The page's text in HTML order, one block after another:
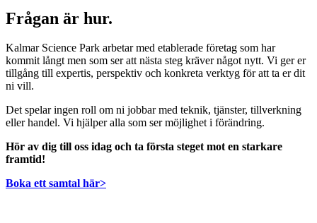
Frågan är hur.
Kalmar Science Park arbetar med etablerade företag som har
kommit långt men som ser att nästa steg kräver något nytt. Vi ger er
tillgång till expertis, perspektiv och konkreta verktyg för att ta er dit
ni vill.
Det spelar ingen roll om ni jobbar med teknik, tjänster, tillverkning
eller handel. Vi hjälper alla som ser möjlighet i förändring.
Hör av dig till oss idag och ta första steget mot en starkare
framtid!
Boka ett samtal här>